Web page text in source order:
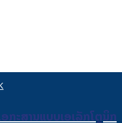
ກະສານແບບເອເລັກໂຕຼນິກ